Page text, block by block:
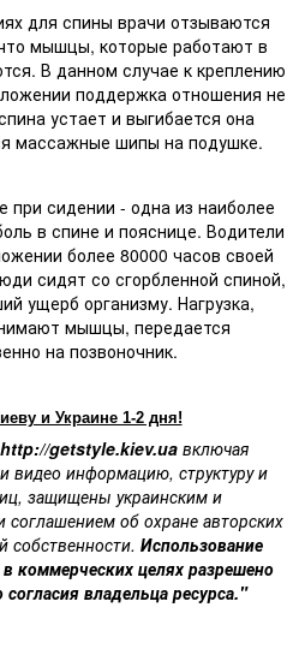
для спины врачи отзываются
мышцы, которые работают в
В данном случае к креплению
поддержка отношения не
устает и выгибается она
массажные шипы на подушке.
при сидении - одна из наиболее
в спине и пояснице. Водители
более 80000 часов своей
сидят со сгорбленной спиной,
ущерб организму. Нагрузка,
мышцы, передается
на позвоночник.
и Украине 1-2 дня!
http://getstyle.kiev.ua включая
видео информацию, структуру и
защищены украинским и
об охране авторских
собственности. Использование
коммерческих целях разрешено
владельца ресурса."